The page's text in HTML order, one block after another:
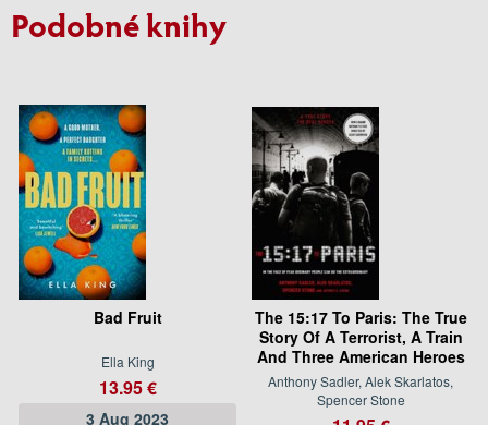
Podobné knihy
Bad Fruit
Ella King
13.95 €
3 Aug 2023
The 15:17 To Paris: The True
Story Of A Terrorist, A Train
And Three American Heroes
Anthony Sadler, Alek Skarlatos,
Spencer Stone